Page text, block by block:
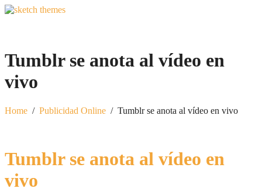
Tumblr se anota al vídeo en
vivo
Home / Publicidad Online / Tumblr se anota al vídeo en vivo
Tumblr se anota al vídeo en
vivo